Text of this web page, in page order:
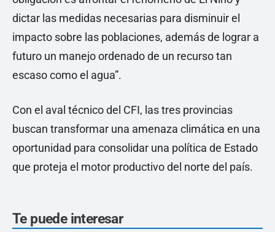
dictar las medidas necesarias para disminuir el
impacto sobre las poblaciones, además de lograr a
futuro un manejo ordenado de un recurso tan
escaso como el agua”.
Con el aval técnico del CFI, las tres provincias
buscan transformar una amenaza climática en una
oportunidad para consolidar una política de Estado
que proteja el motor productivo del norte del país.
Te puede interesar